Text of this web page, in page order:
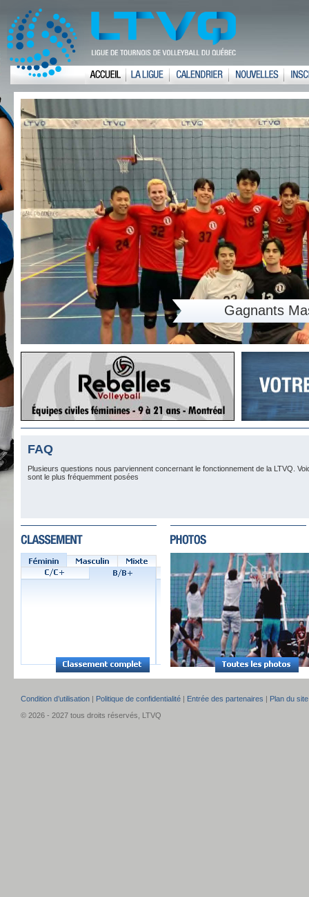
Gagnants MascuD2/2+: Freemason
FAQ
Plusieurs questions nous parviennent concernant le fonctionnement de la LTVQ.
sont le plus fréquemment posées
Condition d’utilisation | Politique de confidentialité | Entrée des partenaires | Plan du site
© 2026 - 2027 tous droits réservés, LTVQ